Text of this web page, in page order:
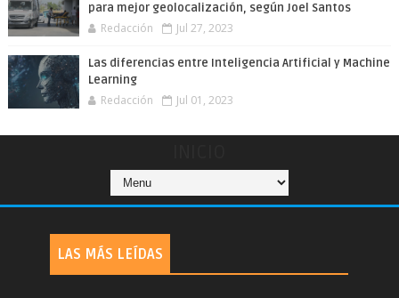
para mejor geolocalización, según Joel Santos
Redacción Jul 27, 2023
Las diferencias entre Inteligencia Artificial y Machine
Learning
Redacción Jul 01, 2023
LAS MÁS LEÍDAS